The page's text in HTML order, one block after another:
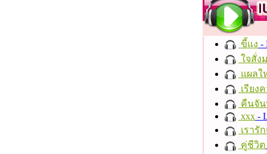
ขี้แง -
ใจสั่ง
แผลใ
เรียง
คืนจั
xxx -
เรารั
คู่ชีวิต